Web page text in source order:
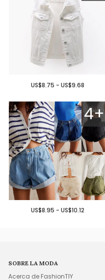
US$8.75 - US$9.68
4+
US$8.95 - US$10.12
SOBRE LA MODA
Acerca de FashionTIY